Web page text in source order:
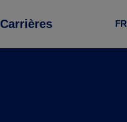
Carrières FR